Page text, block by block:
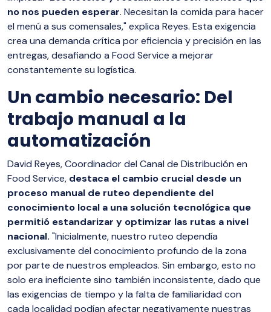
no nos pueden esperar. Necesitan la comida para hacer
el menú a sus comensales," explica Reyes. Esta exigencia
crea una demanda crítica por eficiencia y precisión en las
entregas, desafiando a Food Service a mejorar
constantemente su logística.
Un cambio necesario: Del
trabajo manual a la
automatización
David Reyes, Coordinador del Canal de Distribución en
Food Service, destaca el cambio crucial desde un
proceso manual de ruteo dependiente del
conocimiento local a una solución tecnológica que
permitió estandarizar y optimizar las rutas a nivel
nacional. "Inicialmente, nuestro ruteo dependía
exclusivamente del conocimiento profundo de la zona
por parte de nuestros empleados. Sin embargo, esto no
solo era ineficiente sino también inconsistente, dado que
las exigencias de tiempo y la falta de familiaridad con
cada localidad podían afectar negativamente nuestras